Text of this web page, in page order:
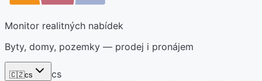
Monitor realitných nabídek
Byty, domy, pozemky — prodej i pronájem
🇨🇿cs cs